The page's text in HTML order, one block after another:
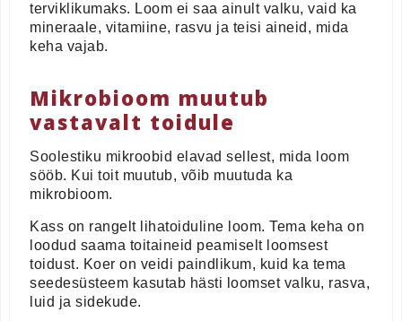
terviklikumaks. Loom ei saa ainult valku, vaid ka
mineraale, vitamiine, rasvu ja teisi aineid, mida
keha vajab.
Mikrobioom muutub
vastavalt toidule
Soolestiku mikroobid elavad sellest, mida loom
sööb. Kui toit muutub, võib muutuda ka
mikrobioom.
Kass on rangelt lihatoiduline loom. Tema keha on
loodud saama toitaineid peamiselt loomsest
toidust. Koer on veidi paindlikum, kuid ka tema
seedesüsteem kasutab hästi loomset valku, rasva,
luid ja sidekude.